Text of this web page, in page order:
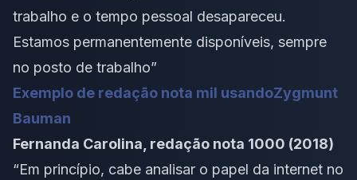
trabalho e o tempo pessoal desapareceu.
Estamos permanentemente disponíveis, sempre
no posto de trabalho”
Exemplo de redação nota mil usandoZygmunt
Bauman
Fernanda Carolina, redação nota 1000 (2018)
“Em princípio, cabe analisar o papel da internet no